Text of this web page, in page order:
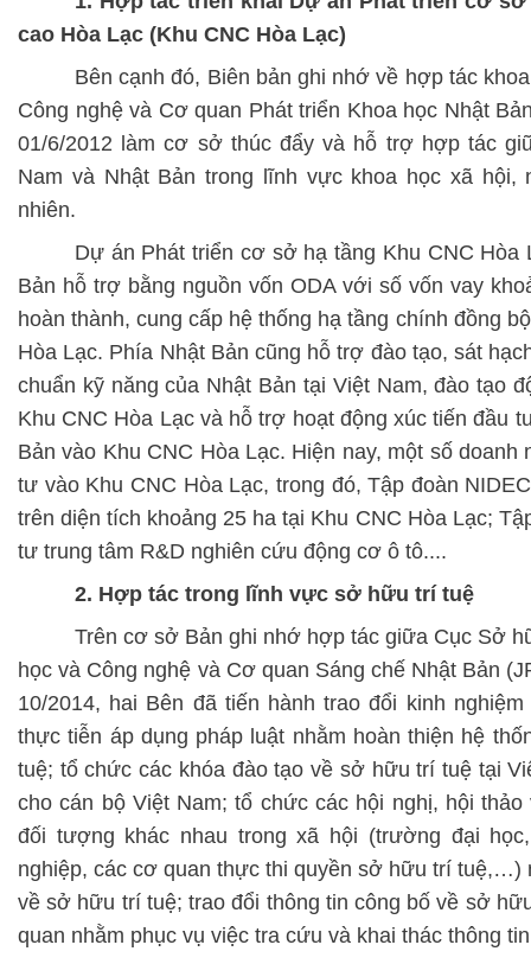
cao Hòa Lạc (Khu CNC Hòa Lạc)
Bên cạnh đó, Biên bản ghi nhớ về hợp tác
Công nghệ và Cơ quan Phát triển Khoa học Nhật
01/6/2012 làm cơ sở thúc đẩy và hỗ trợ hợp tác
Nam và Nhật Bản trong lĩnh vực khoa học xã hội,
nhiên.
Dự án Phát triển cơ sở hạ tầng Khu CNC Hòa
Bản hỗ trợ bằng nguồn vốn ODA với số vốn vay
hoàn thành, cung cấp hệ thống hạ tầng chính đồng
Hòa Lạc. Phía Nhật Bản cũng hỗ trợ đào tạo, sát
chuẩn kỹ năng của Nhật Bản tại Việt Nam, đào tạo
Khu CNC Hòa Lạc và hỗ trợ hoạt động xúc tiến đầu
Bản vào Khu CNC Hòa Lạc. Hiện nay, một số
tư vào Khu CNC Hòa Lạc, trong đó, Tập đoàn
trên diện tích khoảng 25 ha tại Khu CNC Hòa Lạc;
tư trung tâm R&D nghiên cứu động cơ ô tô....
2. Hợp tác trong lĩnh vực sở hữu trí tuệ
Trên cơ sở Bản ghi nhớ hợp tác giữa Cục Sở
học và Công nghệ và Cơ quan Sáng chế Nhật Bản
10/2014, hai Bên đã tiến hành trao đổi kinh
thực tiễn áp dụng pháp luật nhằm hoàn thiện hệ
tuệ; tổ chức các khóa đào tạo về sở hữu trí tuệ tại
cho cán bộ Việt Nam; tổ chức các hội nghị, hội
đối tượng khác nhau trong xã hội (trường đại
nghiệp, các cơ quan thực thi quyền sở hữu trí tuệ,…)
về sở hữu trí tuệ; trao đổi thông tin công bố về sở
quan nhằm phục vụ việc tra cứu và khai thác thông